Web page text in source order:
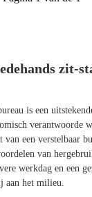
zit-
is een
verantwoorde
een verstelbaar
van
werkdag en een
aan het milieu.